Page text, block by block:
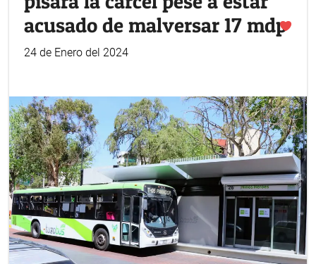
acusado de malversar 17 mdp
24 de Enero del 2024